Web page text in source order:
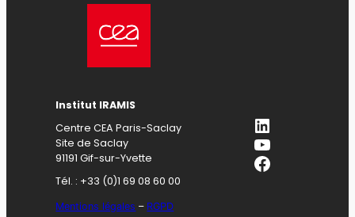
Institut IRAMIS
Centre CEA Paris-Saclay
Site de Saclay
91191 Gif-sur-Yvette
Tél. : +33 (0)1 69 08 60 00
Mentions légales – RGPD
LinkedIn
YouTube
Facebook